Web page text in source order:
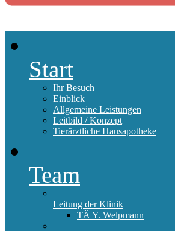
Start
Ihr Besuch
Einblick
Allgemeine Leistungen
Leitbild / Konzept
Tierärztliche Hausapotheke
Team
Leitung der Klinik
TÄ Y. Welpmann